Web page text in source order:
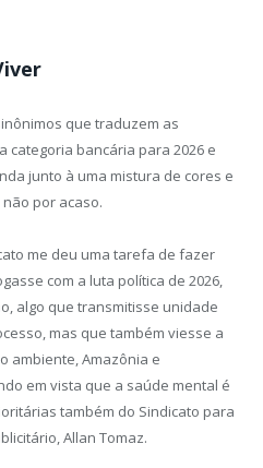
que traduzem as
categoria bancária para 2026 e
junto à uma mistura de cores e
por acaso.
me deu uma tarefa de fazer
com a luta política de 2026,
algo que transmitisse unidade
mas que também viesse a
ambiente, Amazônia e
em vista que a saúde mental é
também do Sindicato para
Allan Tomaz.